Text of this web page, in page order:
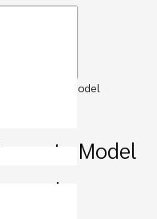
Concrete Model
Model